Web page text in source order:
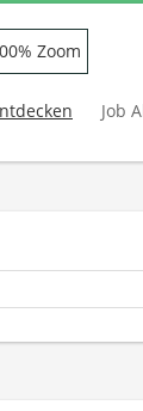
Zoom
Job